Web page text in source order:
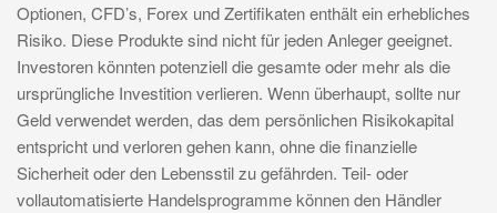
Optionen, CFD’s, Forex und Zertifikaten enthält ein erhebliches
Risiko. Diese Produkte sind nicht für jeden Anleger geeignet.
Investoren könnten potenziell die gesamte oder mehr als die
ursprüngliche Investition verlieren. Wenn überhaupt, sollte nur
Geld verwendet werden, das dem persönlichen Risikokapital
entspricht und verloren gehen kann, ohne die finanzielle
Sicherheit oder den Lebensstil zu gefährden. Teil- oder
vollautomatisierte Handelsprogramme können den Händler